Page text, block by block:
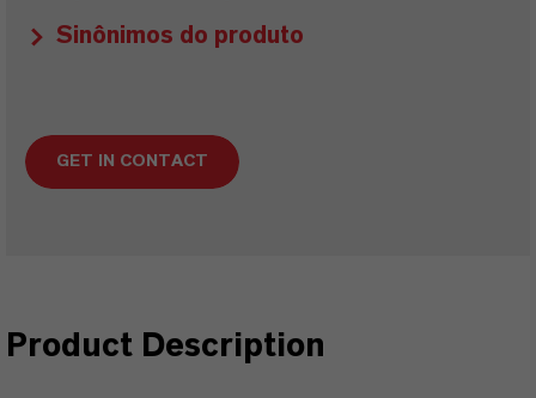
Sinônimos do produto
GET IN CONTACT
Product Description